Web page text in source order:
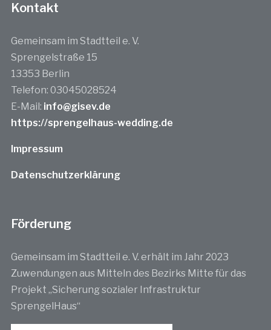
Kontakt
Gemeinsam im Stadtteil e. V.
Sprengelstraße 15
13353 Berlin
Telefon: 03045028524
E-Mail: info@gisev.de
https://sprengelhaus-wedding.de
Impressum
Datenschutzerklärung
Förderung
Gemeinsam im Stadtteil e. V. erhält im Jahr 2023
Zuwendungen aus Mitteln des Bezirks Mitte für das
Projekt „Sicherung sozialer Infrastruktur
SprengelHaus“